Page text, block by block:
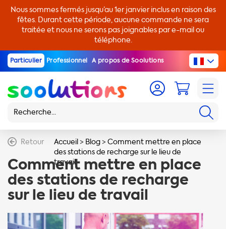
Nous sommes fermés jusqu’au 1er janvier inclus en raison des
fêtes. Durant cette période, aucune commande ne sera
traitée et nous ne serons pas joignables par e-mail ou
téléphone.
Particulier Professionnel A propos de Soolutions
Retour Accueil> Blog>Comment mettre en place
des stations de recharge sur le lieu de
travail
Comment mettre en place
des stations de recharge
sur le lieu de travail